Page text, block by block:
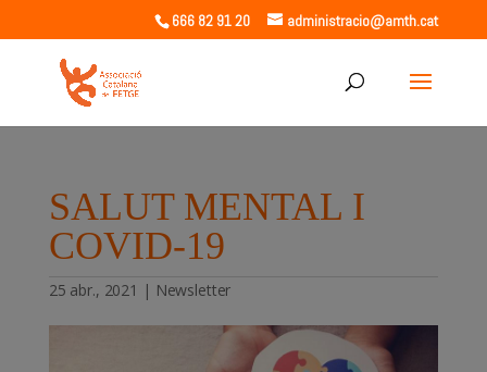
666 82 91 20 administracio@amth.cat
SALUT MENTAL I
COVID-19
25 abr., 2021 | Newsletter